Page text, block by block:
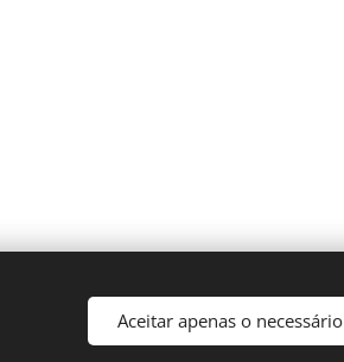
Aceitar apenas o necessário